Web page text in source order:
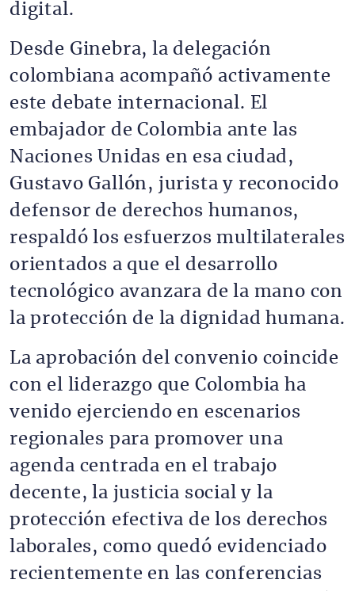
digital.
Desde Ginebra, la delegación
colombiana acompañó activamente
este debate internacional. El
embajador de Colombia ante las
Naciones Unidas en esa ciudad,
Gustavo Gallón, jurista y reconocido
defensor de derechos humanos,
respaldó los esfuerzos multilaterales
orientados a que el desarrollo
tecnológico avanzara de la mano con
la protección de la dignidad humana.
La aprobación del convenio coincide
con el liderazgo que Colombia ha
venido ejerciendo en escenarios
regionales para promover una
agenda centrada en el trabajo
decente, la justicia social y la
protección efectiva de los derechos
laborales, como quedó evidenciado
recientemente en las conferencias